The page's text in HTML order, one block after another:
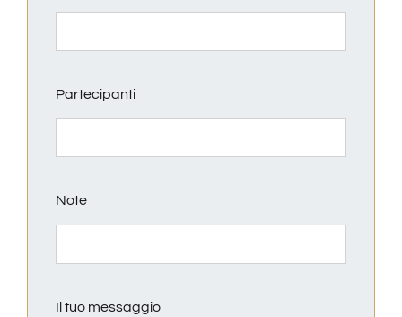
Partecipanti
Note
Il tuo messaggio